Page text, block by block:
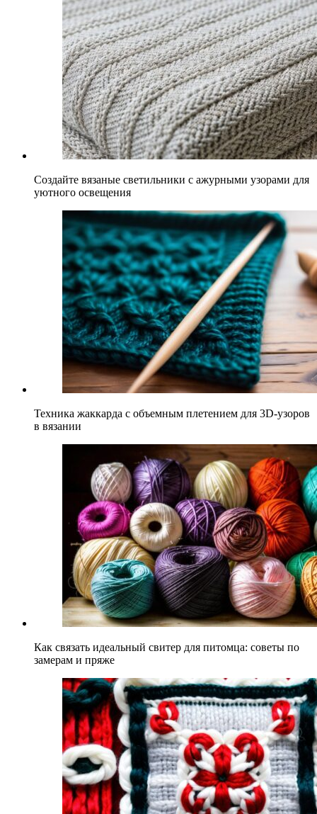
Создайте вязаные светильники с ажурными узорами для
уютного освещения
Техника жаккарда с объемным плетением для 3D-узоров
в вязании
Как связать идеальный свитер для питомца: советы по
замерам и пряже